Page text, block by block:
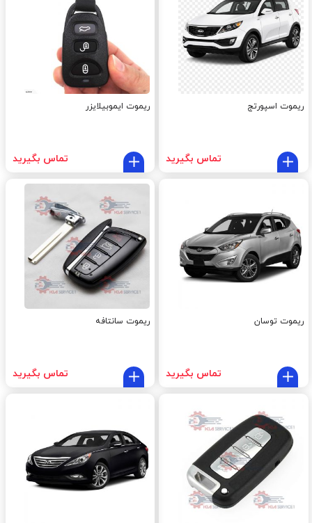
ریموت اسپورتج
تماس بگیرید
ریموت ایموبیلایزر
تماس بگیرید
ریموت توسان
تماس بگیرید
ریموت سانتافه
تماس بگیرید